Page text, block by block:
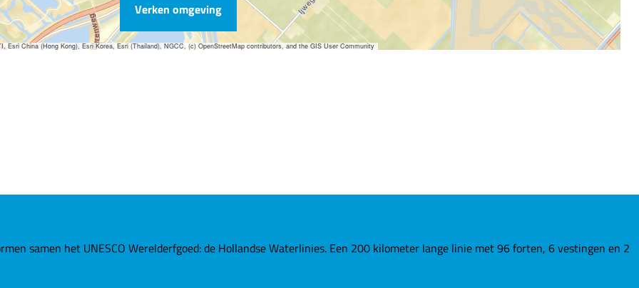
China (Hong Kong), Esri Korea, Esri (Thailand), NGCC, (c) OpenStreetMap contributors, and the GIS User Community
Verken omgeving
samen het UNESCO Werelderfgoed: de Hollandse Waterlinies. Een 200 kilometer lange linie met 96 forten, 6 vestingen en 2